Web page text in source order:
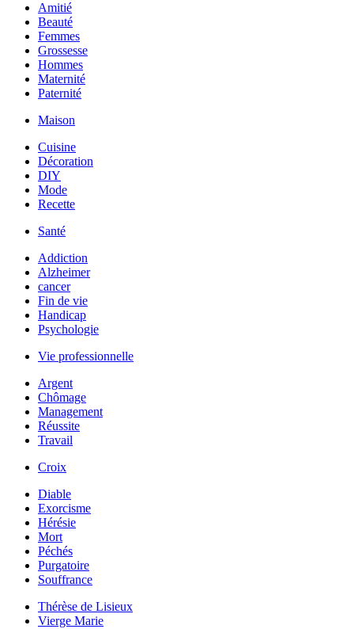
Amitié
Beauté
Femmes
Grossesse
Hommes
Maternité
Paternité
Maison
Cuisine
Décoration
DIY
Mode
Recette
Santé
Addiction
Alzheimer
cancer
Fin de vie
Handicap
Psychologie
Vie professionnelle
Argent
Chômage
Management
Réussite
Travail
Croix
Diable
Exorcisme
Hérésie
Mort
Péchés
Purgatoire
Souffrance
Thérèse de Lisieux
Vierge Marie